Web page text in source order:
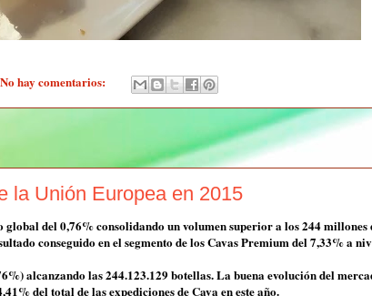
No hay comentarios:
la Unión Europea en 2015
del 0,76% consolidando un volumen superior a los 244 millones
conseguido en el segmento de los Cavas Premium del 7,33% a
alcanzando las 244.123.129 botellas. La buena evolución del
del total de las expediciones de Cava en este año.